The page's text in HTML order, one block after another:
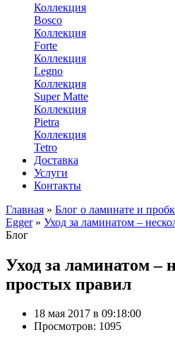
Коллекция
Bosco
Коллекция
Forte
Коллекция
Legno
Коллекция
Super Matte
Коллекция
Pietra
Коллекция
Tetro
Доставка
Услуги
Контакты
Главная » Блог о ламинате и
Egger» Уход за ламинатом –
Блог
Уход за ламинатом –
простых правил
18 мая 2017 в 09:18:00
Просмотров: 1095